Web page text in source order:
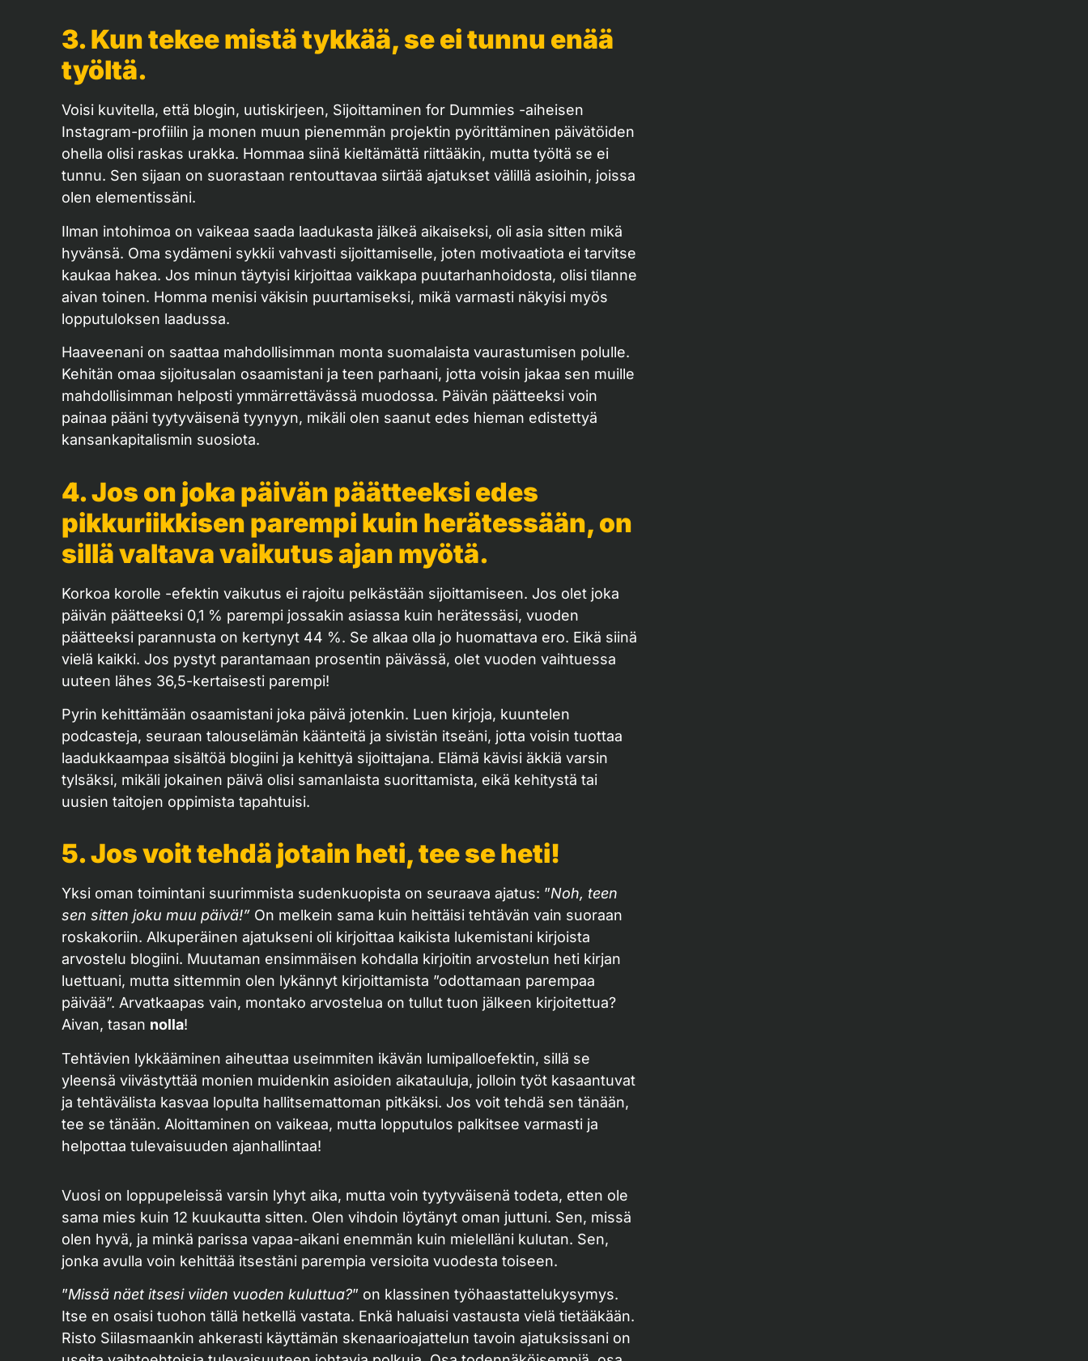
3. Kun tekee mistä tykkää, se ei tunnu enää
työltä.
Voisi kuvitella, että blogin, uutiskirjeen, Sijoittaminen for Dummies -aiheisen
Instagram-profiilin ja monen muun pienemmän projektin pyörittäminen päivätöiden
ohella olisi raskas urakka. Hommaa siinä kieltämättä riittääkin, mutta työltä se ei
tunnu. Sen sijaan on suorastaan rentouttavaa siirtää ajatukset välillä asioihin, joissa
olen elementissäni.
Ilman intohimoa on vaikeaa saada laadukasta jälkeä aikaiseksi, oli asia sitten mikä
hyvänsä. Oma sydämeni sykkii vahvasti sijoittamiselle, joten motivaatiota ei tarvitse
kaukaa hakea. Jos minun täytyisi kirjoittaa vaikkapa puutarhanhoidosta, olisi tilanne
aivan toinen. Homma menisi väkisin puurtamiseksi, mikä varmasti näkyisi myös
lopputuloksen laadussa.
Haaveenani on saattaa mahdollisimman monta suomalaista vaurastumisen polulle.
Kehitän omaa sijoitusalan osaamistani ja teen parhaani, jotta voisin jakaa sen muille
mahdollisimman helposti ymmärrettävässä muodossa. Päivän päätteeksi voin
painaa pääni tyytyväisenä tyynyyn, mikäli olen saanut edes hieman edistettyä
kansankapitalismin suosiota.
4. Jos on joka päivän päätteeksi edes
pikkuriikkisen parempi kuin herätessään, on
sillä valtava vaikutus ajan myötä.
Korkoa korolle -efektin vaikutus ei rajoitu pelkästään sijoittamiseen. Jos olet joka
päivän päätteeksi 0,1 % parempi jossakin asiassa kuin herätessäsi, vuoden
päätteeksi parannusta on kertynyt 44 %. Se alkaa olla jo huomattava ero. Eikä siinä
vielä kaikki. Jos pystyt parantamaan prosentin päivässä, olet vuoden vaihtuessa
uuteen lähes 36,5-kertaisesti parempi!
Pyrin kehittämään osaamistani joka päivä jotenkin. Luen kirjoja, kuuntelen
podcasteja, seuraan talouselämän käänteitä ja sivistän itseäni, jotta voisin tuottaa
laadukkaampaa sisältöä blogiini ja kehittyä sijoittajana. Elämä kävisi äkkiä varsin
tylsäksi, mikäli jokainen päivä olisi samanlaista suorittamista, eikä kehitystä tai
uusien taitojen oppimista tapahtuisi.
5. Jos voit tehdä jotain heti, tee se heti!
Yksi oman toimintani suurimmista sudenkuopista on seuraava ajatus: ”Noh, teen
sen sitten joku muu päivä!” On melkein sama kuin heittäisi tehtävän vain suoraan
roskakoriin. Alkuperäinen ajatukseni oli kirjoittaa kaikista lukemistani kirjoista
arvostelu blogiini. Muutaman ensimmäisen kohdalla kirjoitin arvostelun heti kirjan
luettuani, mutta sittemmin olen lykännyt kirjoittamista ”odottamaan parempaa
päivää”. Arvatkaapas vain, montako arvostelua on tullut tuon jälkeen kirjoitettua?
Aivan, tasan nolla!
Tehtävien lykkääminen aiheuttaa useimmiten ikävän lumipalloefektin, sillä se
yleensä viivästyttää monien muidenkin asioiden aikatauluja, jolloin työt kasaantuvat
ja tehtävälista kasvaa lopulta hallitsemattoman pitkäksi. Jos voit tehdä sen tänään,
tee se tänään. Aloittaminen on vaikeaa, mutta lopputulos palkitsee varmasti ja
helpottaa tulevaisuuden ajanhallintaa!
Vuosi on loppupeleissä varsin lyhyt aika, mutta voin tyytyväisenä todeta, etten ole
sama mies kuin 12 kuukautta sitten. Olen vihdoin löytänyt oman juttuni. Sen, missä
olen hyvä, ja minkä parissa vapaa-aikani enemmän kuin mielelläni kulutan. Sen,
jonka avulla voin kehittää itsestäni parempia versioita vuodesta toiseen.
”Missä näet itsesi viiden vuoden kuluttua?” on klassinen työhaastattelukysymys.
Itse en osaisi tuohon tällä hetkellä vastata. Enkä haluaisi vastausta vielä tietääkään.
Risto Siilasmaankin ahkerasti käyttämän skenaarioajattelun tavoin ajatuksissani on